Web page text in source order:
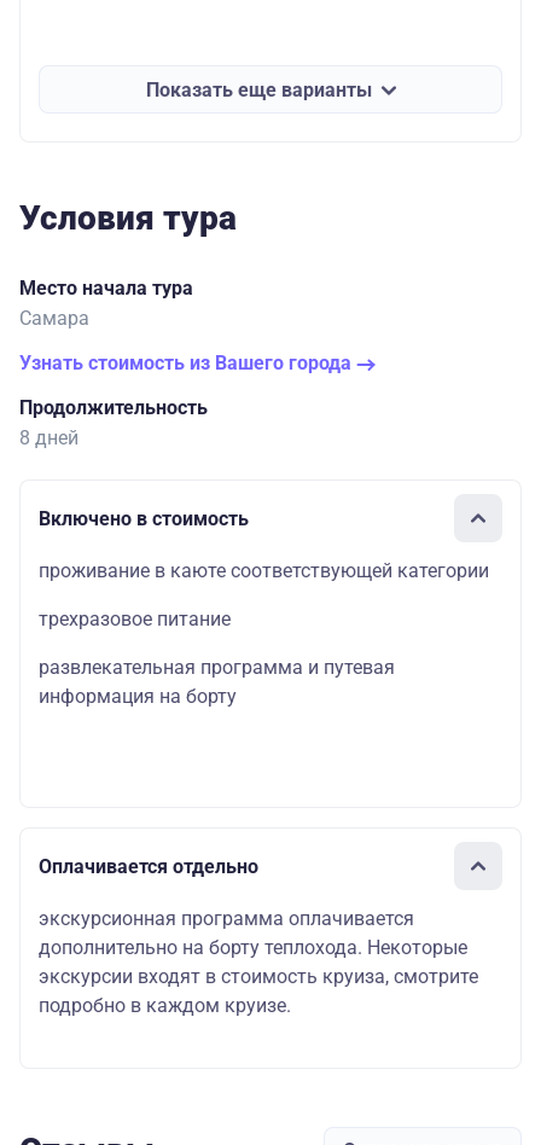
Показать еще варианты
Условия тура
Место начала тура
Самара
Узнать стоимость из Вашего города
Продолжительность
8 дней
Включено в стоимость
проживание в каюте соответствующей категории
трехразовое питание
развлекательная программа и путевая
информация на борту
Оплачивается отдельно
экскурсионная программа оплачивается
дополнительно на борту теплохода. Некоторые
экскурсии входят в стоимость круиза, смотрите
подробно в каждом круизе.